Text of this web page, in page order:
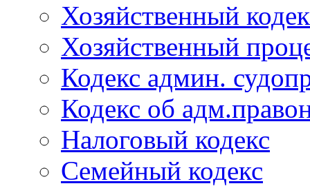
Хозяйственный
Хозяйственный
Кодекс админ.
Кодекс об
Налоговый кодекс
Семейный кодекс